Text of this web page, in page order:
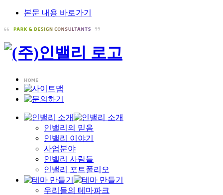
본문 내용 바로가기
인밸리의 믿음
인밸리 이야기
사업분야
인밸리 사람들
인밸리 포트폴리오
우리들의 테마파크